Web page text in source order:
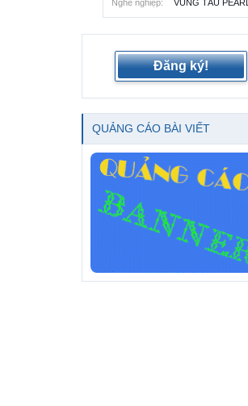
Nghề nghiệp:
VŨNG TÀU PEARL
Đăng ký!
QUẢNG CÁO BÀI VIẾT